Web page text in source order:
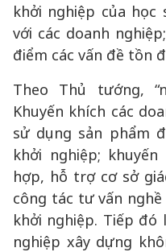
khởi nghiệp của học
với các doanh
điểm các vấn đề tồn
Theo Thủ tướng,
Khuyến khích các
sử dụng sản phẩm
khởi nghiệp;
hợp, hỗ trợ cơ sở
công tác tư vấn
khởi nghiệp. Tiếp đó
nghiệp xây dựng